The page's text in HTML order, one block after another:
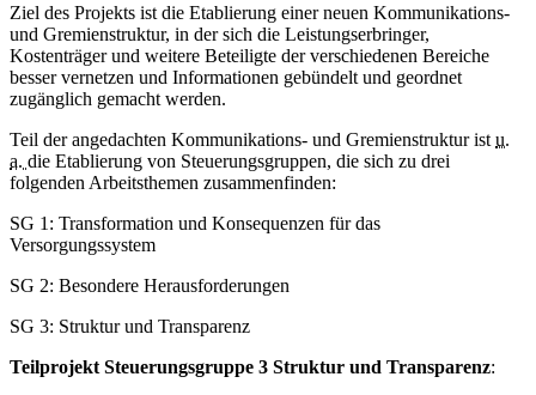
Ziel des Projekts ist die Etablierung einer neuen Kommunikations-
und Gremienstruktur, in der sich die Leistungserbringer,
Kostenträger und weitere Beteiligte der verschiedenen Bereiche
besser vernetzen und Informationen gebündelt und geordnet
zugänglich gemacht werden.
Teil der angedachten Kommunikations- und Gremienstruktur ist u.
a. die Etablierung von Steuerungsgruppen, die sich zu drei
folgenden Arbeitsthemen zusammenfinden:
SG 1: Transformation und Konsequenzen für das
Versorgungssystem
SG 2: Besondere Herausforderungen
SG 3: Struktur und Transparenz
Teilprojekt Steuerungsgruppe 3 Struktur und Transparenz: